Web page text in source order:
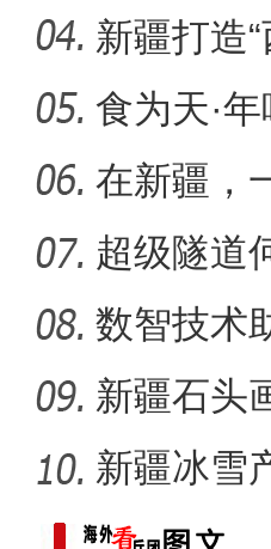
【与你
字“活
新疆打造
食为天·
味担当
在新疆，
超级隧道
数智技术
新疆石头
新疆冰雪